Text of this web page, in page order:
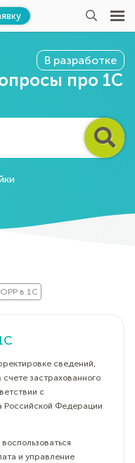
про 1С
В разработке
в 1С
сведений,
застрахованного
с
Российской Федерации
и управление